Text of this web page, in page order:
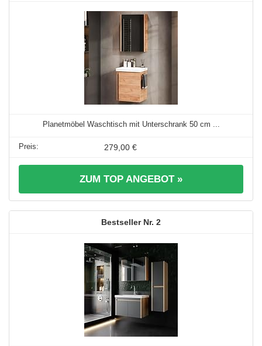
Planetmöbel Waschtisch mit Unterschrank 50 cm ...
279,00 €
ZUM TOP ANGEBOT »
2